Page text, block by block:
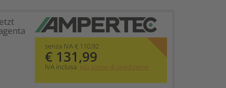
senza IVA € 110,92
€ 131,99
IVA inclusa. più spese di spedizione